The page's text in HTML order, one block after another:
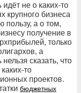
не о каких-то
крупного бизнеса
пользу, а о том,
получение в
только
а
сказать, что
то
проектов.
бюджетных